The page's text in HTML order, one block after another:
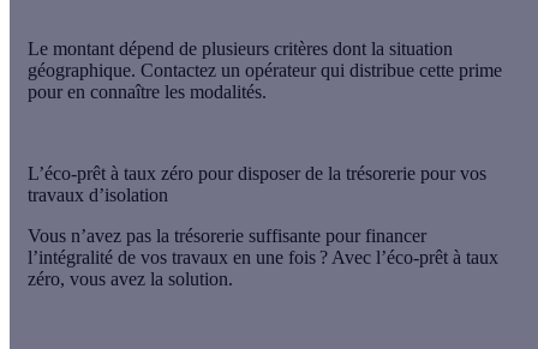
Le montant dépend de plusieurs critères dont la situation
géographique. Contactez un opérateur qui distribue cette prime
pour en connaître les modalités.
L’éco-prêt à taux zéro pour disposer de la trésorerie pour vos
travaux d’isolation
Vous n’avez pas la trésorerie suffisante pour financer
l’intégralité de vos travaux en une fois ? Avec l’éco-prêt à taux
zéro, vous avez la solution.